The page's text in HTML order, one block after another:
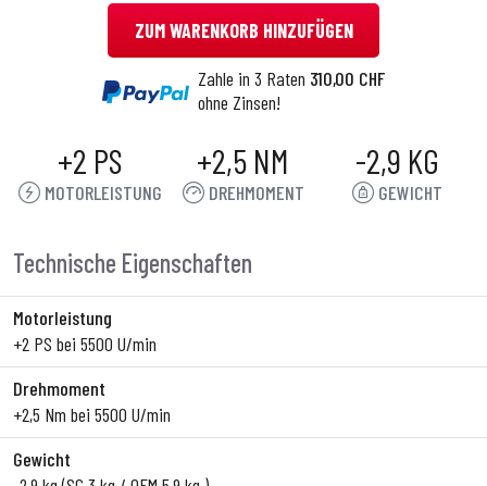
ZUM WARENKORB HINZUFÜGEN
Zahle in 3 Raten 310,00 CHF
ohne Zinsen!
+2 PS
MOTORLEISTUNG
+2,5 NM
DREHMOMENT
-2,9 KG
GEWICHT
Technische Eigenschaften
Motorleistung
+2 PS bei 5500 U/min
Drehmoment
+2,5 Nm bei 5500 U/min
Gewicht